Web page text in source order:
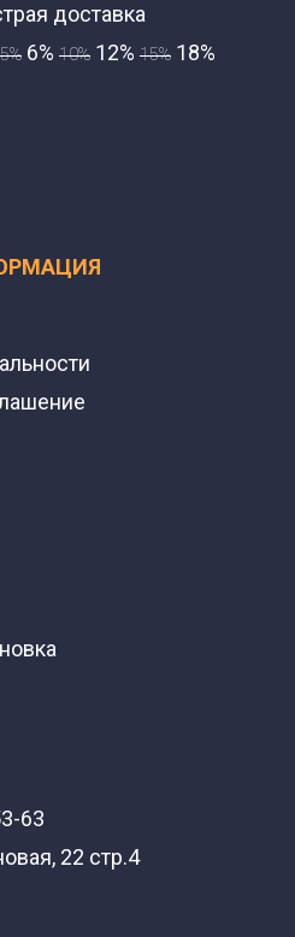
доставка
5% 6% 10% 12% 15% 18%
63
22 стр.4